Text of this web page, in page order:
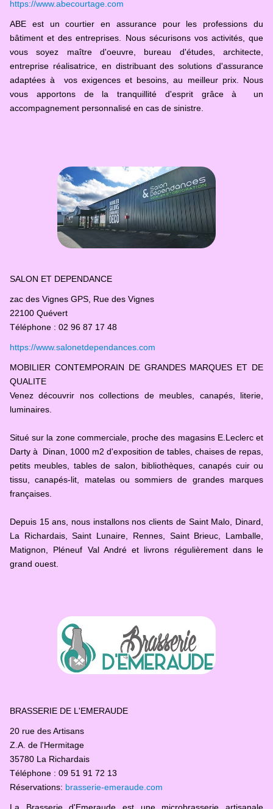
https://www.abecourtage.com
ABE est un courtier en assurance pour les professions du
bâtiment et des entreprises. Nous sécurisons vos activités, que
vous soyez maître d'oeuvre, bureau d'études, architecte,
entreprise réalisatrice, en distribuant des solutions d'assurance
adaptées à vos exigences et besoins, au meilleur prix. Nous
vous apportons de la tranquillité d'esprit grâce à un
accompagnement personnalisé en cas de sinistre.
SALON ET DEPENDANCE
zac des Vignes GPS, Rue des Vignes
22100 Quévert
Téléphone : 02 96 87 17 48
https://www.salonetdependances.com
MOBILIER CONTEMPORAIN DE GRANDES MARQUES ET DE
QUALITE
Venez découvrir nos collections de meubles, canapés, literie,
luminaires.
Situé sur la zone commerciale, proche des magasins E.Leclerc et
Darty à Dinan, 1000 m2 d'exposition de tables, chaises de repas,
petits meubles, tables de salon, bibliothèques, canapés cuir ou
tissu, canapés-lit, matelas ou sommiers de grandes marques
françaises.
Depuis 15 ans, nous installons nos clients de Saint Malo, Dinard,
La Richardais, Saint Lunaire, Rennes, Saint Brieuc, Lamballe,
Matignon, Pléneuf Val André et livrons régulièrement dans le
grand ouest.
BRASSERIE DE L'EMERAUDE
20 rue des Artisans
Z.A. de l'Hermitage
35780 La Richardais
Téléphone : 09 51 91 72 13
Réservations: brasserie-emeraude.com
La Brasserie d'Emeraude est une microbrasserie artisanale